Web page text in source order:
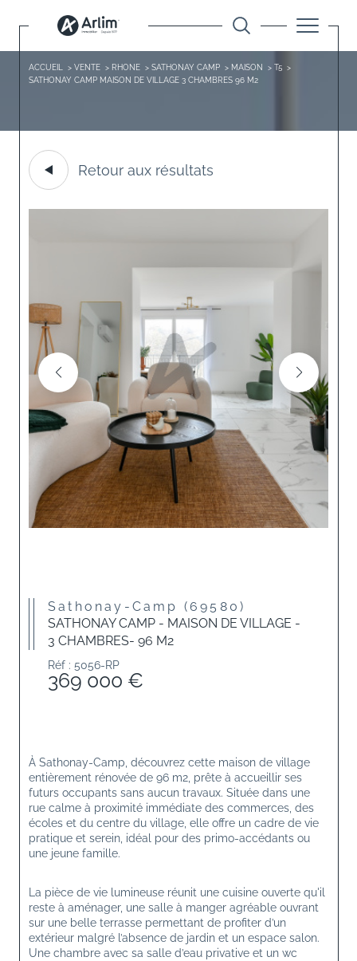
ACCUEIL VENTE RHONE SATHONAY CAMP MAISON
T5
SATHONAY CAMP MAISON DE VILLAGE 3 CHAMBRES 96 M2
Retour aux résultats
Sathonay-Camp (69580)
SATHONAY CAMP - MAISON DE VILLAGE -
3 CHAMBRES- 96 M2
Réf : 5056-RP
369 000 €
À Sathonay-Camp, découvrez cette maison de village
entièrement rénovée de 96 m2, prête à accueillir ses
futurs occupants sans aucun travaux. Située dans une
rue calme à proximité immédiate des commerces, des
écoles et du centre du village, elle offre un cadre de vie
pratique et serein, idéal pour des primo-accédants ou
une jeune famille.
La pièce de vie lumineuse réunit une cuisine ouverte qu'il
reste à aménager, une salle à manger agréable ouvrant
sur une belle terrasse permettant de profiter d’un
extérieur malgré l’absence de jardin et un espace salon.
Une chambre avec sa salle d’eau privative et un wc